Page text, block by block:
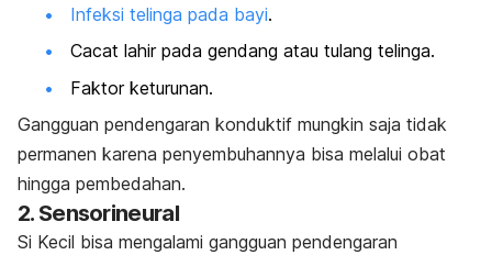
Infeksi telinga pada bayi.
Cacat lahir pada gendang atau tulang telinga.
Faktor keturunan.
Gangguan pendengaran konduktif mungkin saja tidak
permanen karena penyembuhannya bisa melalui obat
hingga pembedahan.
2. Sensorineural
Si Kecil bisa mengalami gangguan pendengaran